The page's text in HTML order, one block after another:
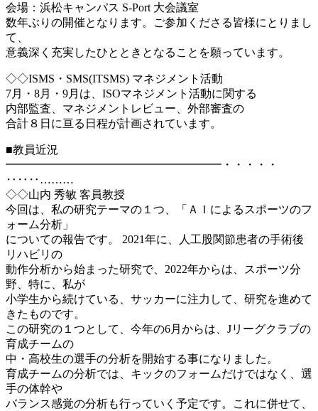
会場：浜松キャンパス S-Port 大会議室
数年ぶりの開催となります。ご参加くださる皆様にとりまし
て、
意義深く充実したひとときとなることを願っています。
◇◇ISMS・SMS(ITSMS) マネジメント活動
7月・8月・9月は、ISOマネジメント活動に関する
内部監査、マネジメントレビュー、外部審査の
合計８日に亘る日程が計画されています。
■教員近況
━━━━━━━━━━━━━━━━━━━・・・・・
‥‥‥………
◇◇山内 秀敏 客員教授
今回は、私の研究テーマの１つ、「ＡＩによるスポーツのフ
ォーム分析」
についての報告です。 2021年に、人工股関節患者の手術後
リハビリの
動作分析から始まった研究で、2022年からは、スポーツ分
野、特に、私が
小学生から続けている、サッカーに注力して、研究を進めて
きたものです。
この研究の１つとして、今年の6月からは、Jリーグクラブの
育成チームの
中・高校生の選手の分析を開始する事になりました。
育成チームの分析では、キックのフォームだけではなく、選
手の体幹や
バランス感覚の分析も行っていく予定です。これに併せて、